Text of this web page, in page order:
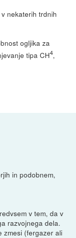
nekaterih trdnih
ogljika za
tipa CH4,
in podobnem,
v tem, da v
razvojnega dela.
zmesi (fergazer ali